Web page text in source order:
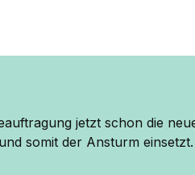
jetzt schon die
somit der Ansturm einsetzt.